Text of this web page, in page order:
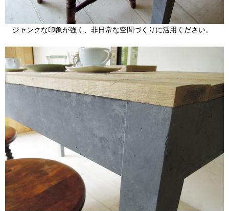
ジャンクな印象が強く、非日常な空間づくりに活用ください。